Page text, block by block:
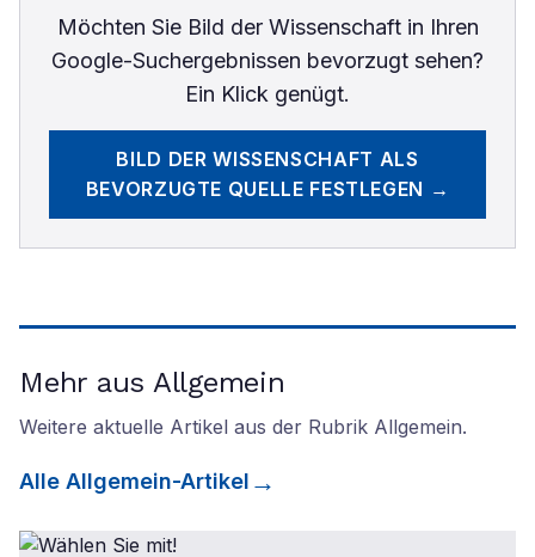
Möchten Sie Bild der Wissenschaftin Ihren
Google-Suchergebnissen bevorzugt sehen?
Ein Klick genügt.
BILD DER WISSENSCHAFT ALS
BEVORZUGTE QUELLE FESTLEGEN →
Mehr aus Allgemein
Weitere aktuelle Artikel aus der Rubrik Allgemein.
Alle Allgemein-Artikel